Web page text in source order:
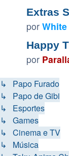
Extras
por
Happy
por
↳ Papo Furado
↳ Papo de Gibi
↳ Esportes
↳ Games
↳ Cinema e TV
↳ Música